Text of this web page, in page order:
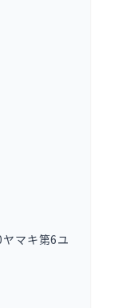
マキ第6ユ